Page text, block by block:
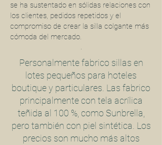
se ha sustentado en sólidas relaciones con
los clientes, pedidos repetidos y el
compromiso de crear la silla colgante más
cómoda del mercado.
.
Personalmente fabrico sillas en
lotes pequeños para hoteles
boutique y particulares. Las fabrico
principalmente con tela acrílica
teñida al 100 %, como Sunbrella,
pero también con piel sintética. Los
precios son mucho más altos